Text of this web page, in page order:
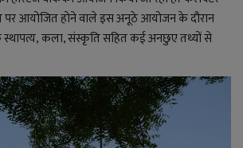
पर आयोजित होने वाले इस अनूठे आयोजन के दौरान
कला,संस्कृति सहित कई अनछुए तथ्यों से